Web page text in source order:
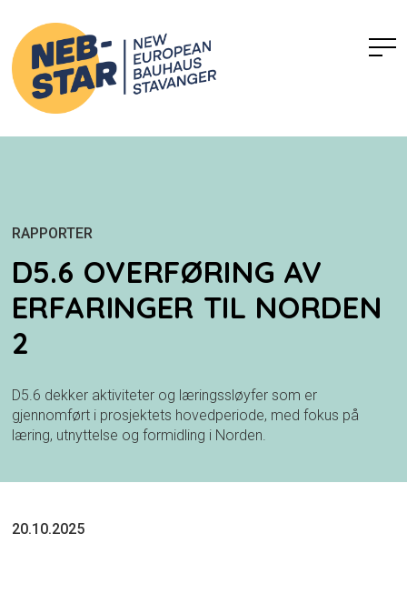
RAPPORTER
D5.6 OVERFØRING AV
ERFARINGER TIL NORDEN
2
D5.6 dekker aktiviteter og læringssløyfer som er
gjennomført i prosjektets hovedperiode, med fokus på
læring, utnyttelse og formidling i Norden.
20.10.2025